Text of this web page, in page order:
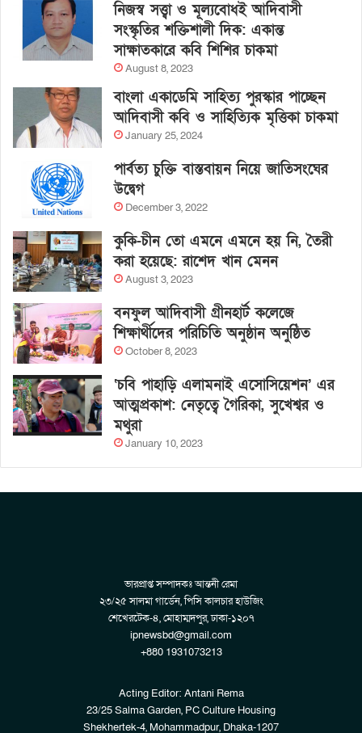
নিজস্ব সত্ত্বা ও মূল্যবোধই আদিবাসী
সংস্কৃতির শক্তিশালী দিক: একান্ত
সাক্ষাতকারে কবি শিশির চাকমা
August 8, 2023
বাংলা একাডেমি সাহিত্য পুরস্কার পাচ্ছেন
আদিবাসী কবি ও সাহিত্যিক মৃত্তিকা চাকমা
January 25, 2024
পার্বত্য চুক্তি বাস্তবায়ন নিয়ে জাতিসংঘের
উদ্বেগ
December 3, 2022
কুকি-চীন তো এমনে এমনে হয় নি, তৈরী
করা হয়েছে: রাশেদ খান মেনন
August 3, 2023
বনফুল আদিবাসী গ্রীনহার্ট কলেজে
শিক্ষার্থীদের পরিচিতি অনুষ্ঠান অনুষ্ঠিত
October 8, 2023
‘চবি পাহাড়ি এলামনাই এসোসিয়েশন’ এর
আত্মপ্রকাশ: নেতৃত্বে গৈরিকা, সুখেশ্বর ও
মথুরা
January 10, 2023
ভারপ্রাপ্ত সম্পাদকঃ আন্তনী রেমা
২৩/২৫ সালমা গার্ডেন, পিসি কালচার হাউজিং
শেখেরটেক-৪, মোহাম্মদপুর, ঢাকা-১২০৭
ipnewsbd@gmail.com
+880 1931073213
Acting Editor: Antani Rema
23/25 Salma Garden, PC Culture Housing
Shekhertek-4, Mohammadpur, Dhaka-1207